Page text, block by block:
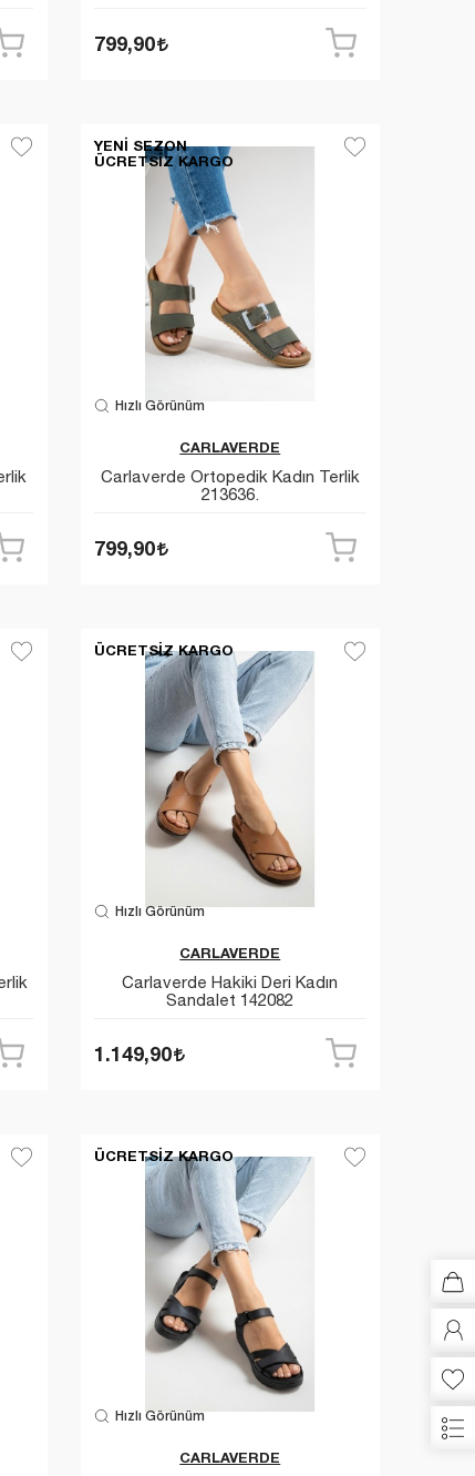
799,90
YENI SEZON
ÜCRETSIZ KARGO
Hızlı Görünüm
CARLAVERDE
Carlaverde Ortopedik Kadın Terlik
213636.
799,90
ÜCRETSIZ KARGO
Hızlı Görünüm
CARLAVERDE
Carlaverde Hakiki Deri Kadın
Sandalet 142082
1.149,90
ÜCRETSIZ KARGO
Hızlı Görünüm
CARLAVERDE